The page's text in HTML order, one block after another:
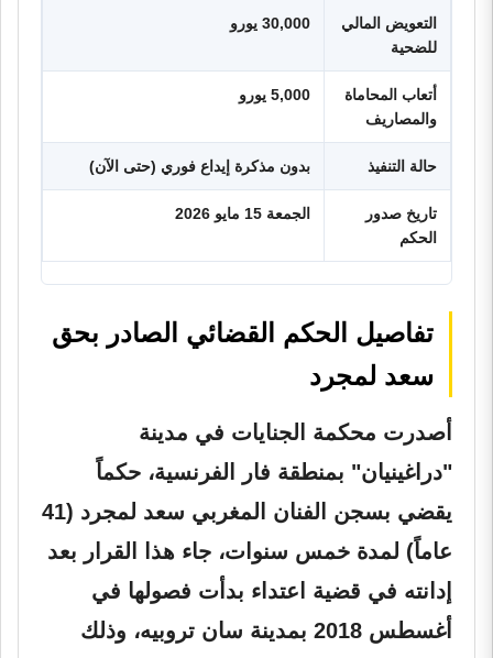
التعويض المالي
للضحية
30,000 يورو
أتعاب المحاماة
والمصاريف
5,000 يورو
حالة التنفيذ بدون مذكرة إيداع فوري (حتى الآن)
تاريخ صدور
الحكم
الجمعة 15 مايو 2026
تفاصيل الحكم القضائي الصادر بحق
سعد لمجرد
أصدرت محكمة الجنايات في مدينة
"دراغينيان" بمنطقة فار الفرنسية، حكماً
يقضي بسجن الفنان المغربي سعد لمجرد (41
عاماً) لمدة خمس سنوات، جاء هذا القرار بعد
إدانته في قضية اعتداء بدأت فصولها في
أغسطس 2018 بمدينة سان تروبيه، وذلك